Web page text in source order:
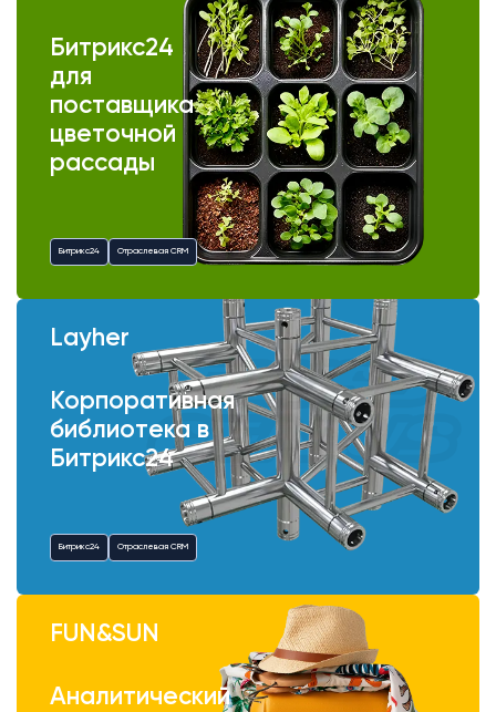
Битрикс24
для
поставщика
цветочной
рассады
Битрикс24 Отраслевая CRM
Layher
Корпоративная
библиотека в
Битрикс24
Битрикс24 Отраслевая CRM
FUN&SUN
Аналитический